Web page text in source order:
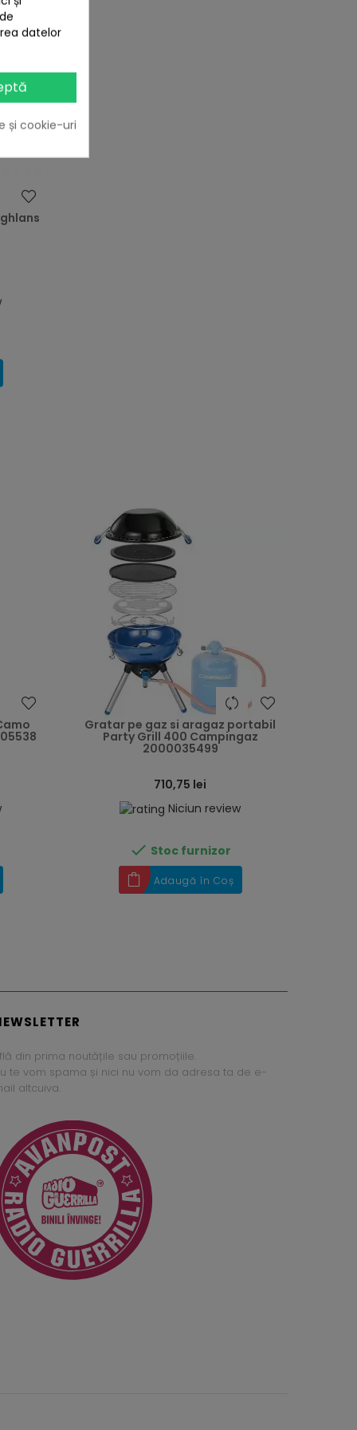
heart
heart heart
Gratar pe gaz si aragaz portabil
Party Grill 400 Campingaz
2000035499
710,75 lei
Niciun review
 Stoc furnizor
Adaugă în Coș
din prima noutățile sau promoțiile.
te vom spama și nici nu vom da adresa ta de e-
altcuiva.
datelor
și cookie-uri